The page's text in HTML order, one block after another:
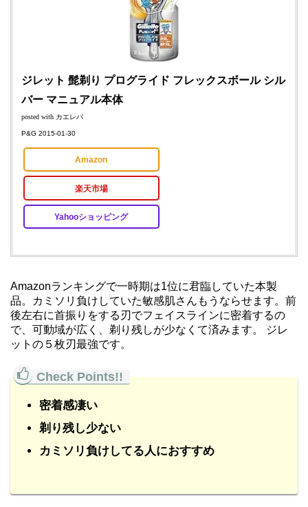
ジレット 髭剃り プログライド フレックスボール シル
バー マニュアル本体
posted with カエレバ
P&G 2015-01-30
Amazon
楽天市場
Yahooショッピング
Amazonランキングで一時期は1位に君臨していた本製
品。カミソリ負けしていた敏感肌さんもうならせます。前
後左右に首振りをする刃でフェイスラインに密着するの
で、可動域が広く、剃り残しが少なくて済みます。 ジレ
ットの５枚刃最強です。
密着感凄い
剃り残し少ない
カミソリ負けしてる人におすすめ